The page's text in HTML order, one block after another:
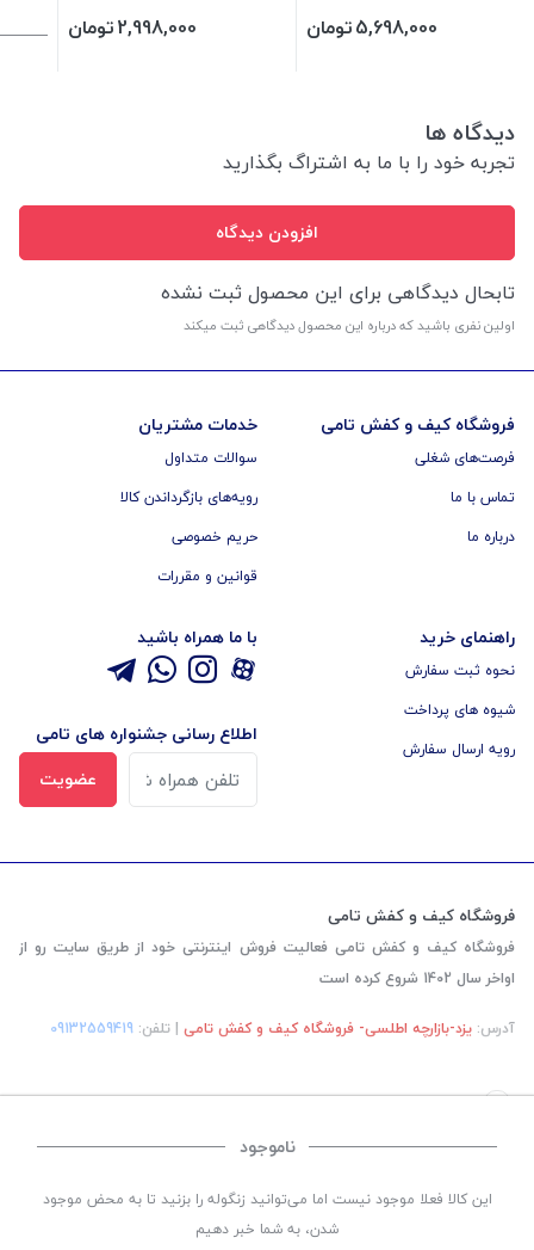
5,698,000تومان 2,998,000تومان
دیدگاه ها
تجربه خود را با ما به اشتراگ بگذارید
افزودن دیدگاه
تابحال دیدگاهی برای این محصول ثبت نشده
اولین نفری باشید که درباره این محصول دیدگاهی ثبت میکند
ناموجود
این کالا فعلا موجود نیست اما می‌توانید زنگوله را بزنید تا به محض موجود
شدن، به شما خبر دهیم
فروشگاه کیف و کفش تامی
فرصت‌های شغلی
تماس با ما
درباره ما
خدمات مشتریان
سوالات متداول
رویه‌های بازگرداندن کالا
حریم خصوصی
قوانین و مقررات
راهنمای خرید
نحوه ثبت سفارش
شیوه های پرداخت
رویه ارسال سفارش
با ما همراه باشید
اطلاع رسانی جشنواره های تامی
عضویت
فروشگاه کیف و کفش تامی
فروشگاه کیف و کفش تامی فعالیت فروش اینترنتی خود از طریق سایت رو از
اواخر سال 1402 شروع کرده است
آدرس: یزد-بازارچه اطلسی- فروشگاه کیف و کفش تامی | تلفن: ‎09132559419
تمامی حقوق این سایت متعلق بهفروشگاه کیف و کفش تامیمی باشد. | طراحی و کد
نویسی:سپکام سیستم اجرا:شرکت دیجیتال مارکتینگ سپتا